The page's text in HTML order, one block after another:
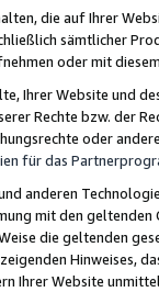
die auf Ihrer
sämtlicher
oder mit
Ihrer Website und
Rechte bzw. der
oder
für das
anderen
mit den
die geltenden
Hinweises,
Ihrer Website